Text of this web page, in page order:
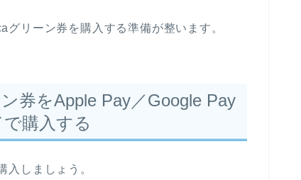
グリーン券を購入する準備が整います。
券をApple Pay／Google Pay
購入する
入しましょう。